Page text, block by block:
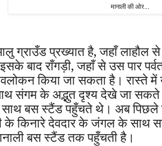
मानाली की ओर...
ग्राउँड प्रख्यात है, जहाँ लाहौल
बाद राँगड़ी, जहाँ से उस पार
किया जा सकता है। रास्ते
संगम के अद्भुत दृश्य देखे जा सकते
बस स्टैंड पहुँचते थे। अब पिछले
के किनारे देवदार के जंगल के
बस स्टैंड तक पहुँचती है।